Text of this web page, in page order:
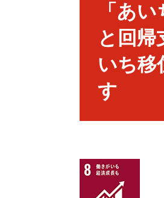
「あ
と回帰
いち移
す